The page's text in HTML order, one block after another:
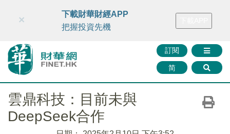
財華智庫網 FINTV FINMETA 財華證券 媒體矩陣
訂閱
简
×
下載財華財經APP
把握投資先機
雲鼎科技：目前未與
DeepSeek合作